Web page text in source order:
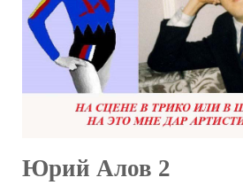
Юрий Алов 2